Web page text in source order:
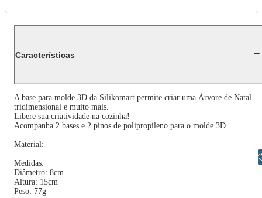
Características
A base para molde 3D da Silikomart permite criar uma Árvore de Natal
tridimensional e muito mais.
Libere sua criatividade na cozinha!
Acompanha 2 bases e 2 pinos de polipropileno para o molde 3D.
Material:
Medidas:
Diâmetro: 8cm
Altura: 15cm
Peso: 77g